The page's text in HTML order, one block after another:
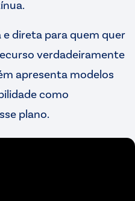
e direta para quem quer
verdadeiramente
apresenta modelos
como
plano.